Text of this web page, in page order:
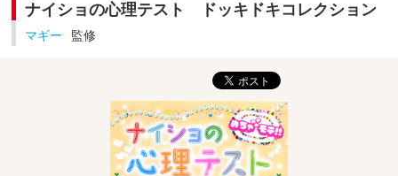
ナイショの心理テスト ドッキドキコレクション
マギー 監修